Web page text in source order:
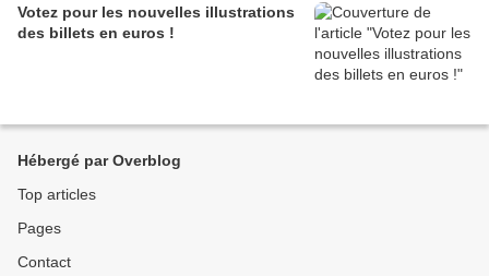
Votez pour les nouvelles illustrations
des billets en euros !
Hébergé par Overblog
Top articles
Pages
Contact